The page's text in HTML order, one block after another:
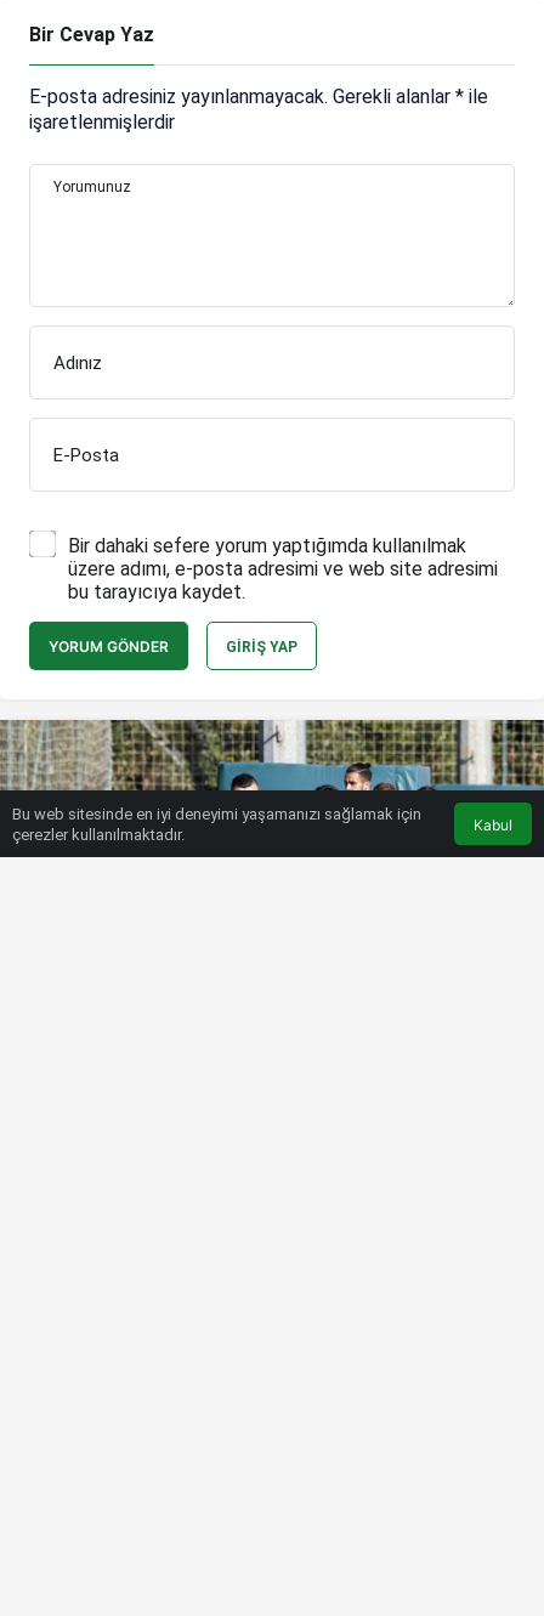
Bir Cevap Yaz
E-posta adresiniz yayınlanmayacak. Gerekli alanlar * ile
işaretlenmişlerdir
Yorumunuz
Adınız
E-Posta
Bir dahaki sefere yorum yaptığımda kullanılmak
üzere adımı, e-posta adresimi ve web site adresimi
bu tarayıcıya kaydet.
YORUM GÖNDER GIRIŞ YAP
Bu web sitesinde en iyi deneyimi yaşamanızı sağlamak için
çerezler kullanılmaktadır.
Kabul